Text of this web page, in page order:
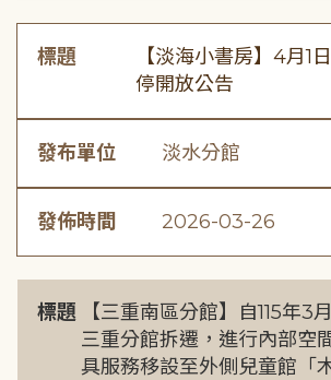
標題
【淡海小書房】4月1
停開放公告
發布單位 淡水分館
發佈時間 2026-03-26
標題
【三重南區分館】自115年3
三重分館拆遷，進行內部空
具服務移設至外側兒童館「